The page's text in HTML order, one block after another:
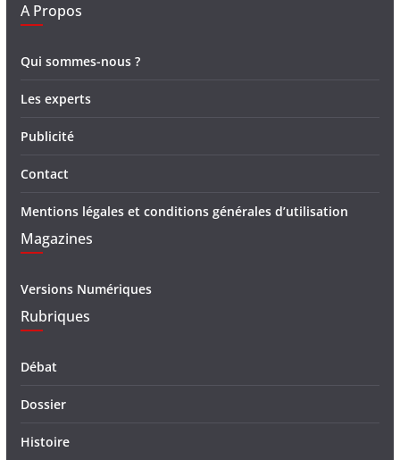
A Propos
Qui sommes-nous ?
Les experts
Publicité
Contact
Mentions légales et conditions générales d’utilisation
Magazines
Versions Numériques
Rubriques
Débat
Dossier
Histoire